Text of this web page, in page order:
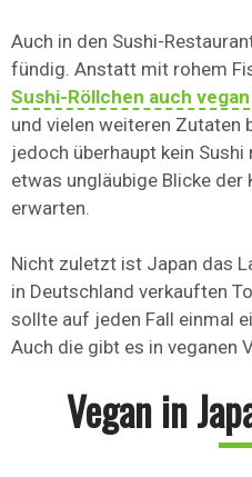
Auch in den Sushi-
fündig. Anstatt mit rohem
Sushi-Röllchen auch vegan
und vielen weiteren Zutaten
jedoch überhaupt kein
etwas ungläubige Blicke der
erwarten.
Nicht zuletzt ist Japan das
in Deutschland verkauften
sollte auf jeden Fall einmal
Auch die gibt es in veganen
Vegan in